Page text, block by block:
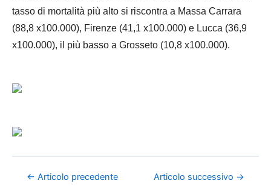
tasso di mortalità più alto si riscontra a Massa Carrara
(88,8 x100.000), Firenze (41,1 x100.000) e Lucca (36,9
x100.000), il più basso a Grosseto (10,8 x100.000).
← Articolo precedente Articolo successivo →